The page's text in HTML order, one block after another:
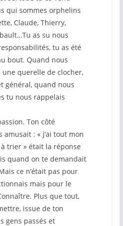
qui sommes orphelins
Claude, Thierry,
as su nous
tu as été
bout. Quand nous
querelle de clocher,
général, quand nous
tu nous rappelais
Ton côté
: « j’ai tout mon
à trier » était la réponse
quand on te demandait
ce n’était pas pour
mais pour le
Plus que tout,
issue de ton
gens passés et